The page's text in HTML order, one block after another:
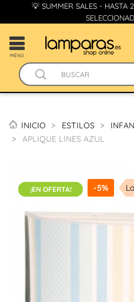
💡 SUMMER SALES - HASTA
MENÚ
INICIO ESTILOS
APLIQUE LINES AZUL
¡EN OFERTA! -5%